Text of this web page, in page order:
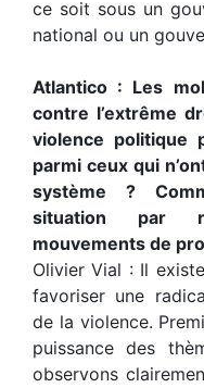
ce soit sous un
national ou un
Atlantico : Les
contre l’extrême
violence politique
parmi ceux qui
système ?
situation par
mouvements de
Olivier Vial : Il
favoriser une
de la violence.
puissance des
observons